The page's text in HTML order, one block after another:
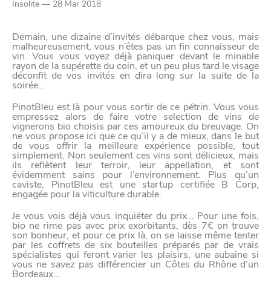
Insolite — 28 Mar 2018
Demain, une dizaine d’invités débarque chez vous, mais
malheureusement, vous n’êtes pas un fin connaisseur de
vin. Vous vous voyez déjà paniquer devant le minable
rayon de la supérette du coin, et un peu plus tard le visage
déconfit de vos invités en dira long sur la suite de la
soirée…
PinotBleu est là pour vous sortir de ce pétrin. Vous vous
empressez alors de faire votre selection de vins de
vignerons bio choisis par ces amoureux du breuvage. On
ne vous propose ici que ce qu’il y a de mieux, dans le but
de vous offrir la meilleure expérience possible, tout
simplement. Non seulement ces vins sont délicieux, mais
ils reflètent leur terroir, leur appellation, et sont
évidemment sains pour l’environnement. Plus qu’un
caviste, PinotBleu est une startup certifiée B Corp,
engagée pour la viticulture durable.
Je vous vois déjà vous inquiéter du prix… Pour une fois,
bio ne rime pas avec prix exorbitants, dès 7€ on trouve
son bonheur, et pour ce prix là, on se laisse même tenter
par les coffrets de six bouteilles préparés par de vrais
spécialistes qui feront varier les plaisirs, une aubaine si
vous ne savez pas différencier un Côtes du Rhône d’un
Bordeaux…
confidentialité
Afin de faciliter votre navigation et de vous
apporter le meilleur service possible, nous utilisons
des cookies pour améliorer le site aux besoins des
visiteurs, notamment selon la fréquentation.
Nos politique de confidentialité